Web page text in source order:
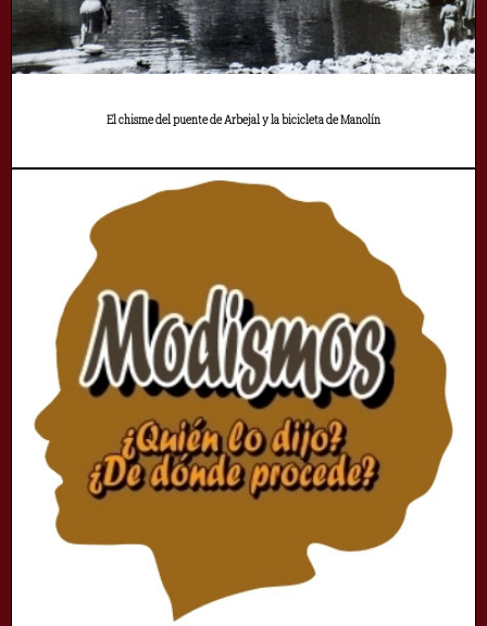
El chisme del puente de Arbejal y la bicicleta de Manolín